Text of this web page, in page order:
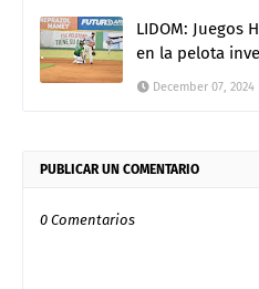
LIDOM: Juegos
en la pelota
December 07, 2024
PUBLICAR UN COMENTARIO
0 Comentarios